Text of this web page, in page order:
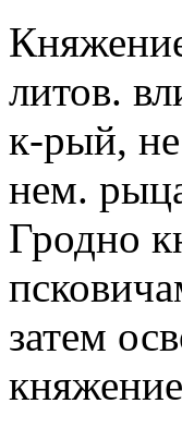
литов.
к-рый,
нем.
Гродно
затем